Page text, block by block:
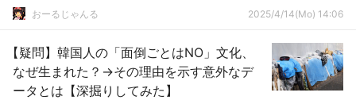
ｗｗｗおーるじゃんる 2025/4/14(Mo) 14:06
【疑問】韓国人の「面倒ごとはNO」文化、
なぜ生まれた？→その理由を示す意外なデ
ータとは【深掘りしてみた】